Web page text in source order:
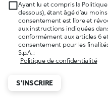
Ayant lu et compris la
dessous), étant âgé d’au
consentement est libre et
aux instructions indiquées
conformément aux articles 6
consentement pour les
S.p.A. :
Politique de confidentialité
S'INSCRIRE